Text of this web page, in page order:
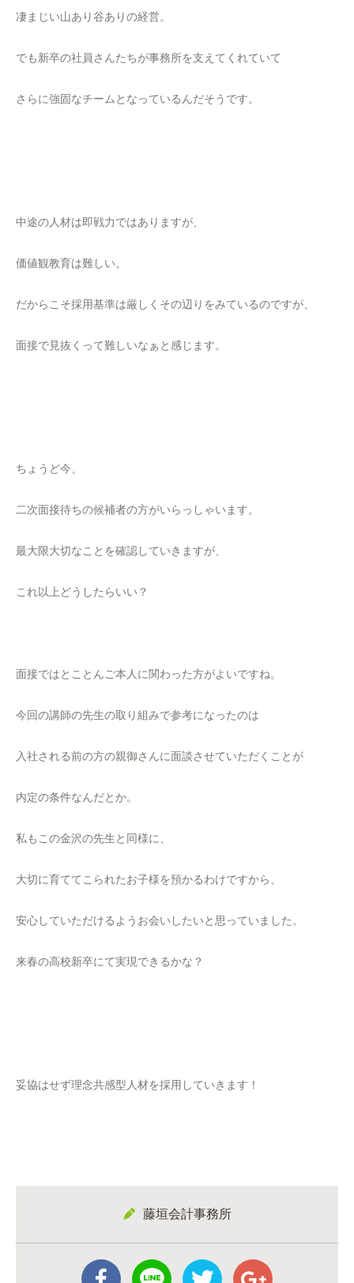
凄まじい山あり谷ありの経営。
でも新卒の社員さんたちが事務所を支えてくれていて
さらに強固なチームとなっているんだそうです。
中途の人材は即戦力ではありますが、
価値観教育は難しい。
だからこそ採用基準は厳しくその辺りをみているのですが、
面接で見抜くって難しいなぁと感じます。
ちょうど今、
二次面接待ちの候補者の方がいらっしゃいます。
最大限大切なことを確認していきますが、
これ以上どうしたらいい？
面接ではとことんご本人に関わった方がよいですね。
今回の講師の先生の取り組みで参考になったのは
入社される前の方の親御さんに面談させていただくことが
内定の条件なんだとか。
私もこの金沢の先生と同様に、
大切に育ててこられたお子様を預かるわけですから、
安心していただけるようお会いしたいと思っていました。
来春の高校新卒にて実現できるかな？
妥協はせず理念共感型人材を採用していきます！
藤垣会計事務所